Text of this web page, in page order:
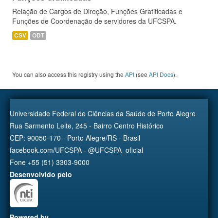
Relação de Cargos de Direção, Funções Gratificadas e
Funções de Coordenação de servidores da UFCSPA.
CSV ODT
You can also access this registry using the API (see API Docs).
Universidade Federal de Ciências da Saúde de Porto Alegre
Rua Sarmento Leite, 245 - Bairro Centro Histórico
CEP: 90050-170 - Porto Alegre/RS - Brasil
facebook.com/UFCSPA - @UFCSPA_oficial
Fone +55 (51) 3303-9000
Desenvolvido pelo